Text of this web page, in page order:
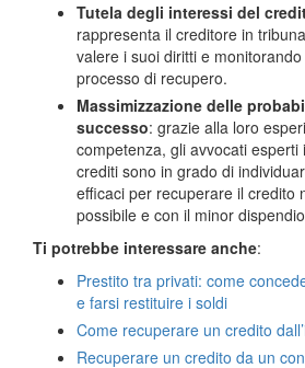
Tutela degli interessi del
rappresenta il creditore in
valere i suoi diritti e monitorando
processo di recupero.
Massimizzazione delle
successo: grazie alla loro
competenza, gli avvocati esperti
crediti sono in grado di
efficaci per recuperare il credito
possibile e con il minor
Ti potrebbe interessare anche:
Prestito tra privati: come
e farsi restituire i soldi
Come recuperare un credito
Recuperare un credito da un